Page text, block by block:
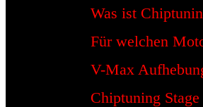
Was ist
Für welchen
V-Max
Chiptuning